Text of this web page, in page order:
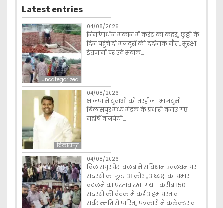
Latest entries
Uncategorized
04/08/2026
निर्माणाधीन मकान में करंट का कहर,, छुट्टी के
दिन पहुंचे दो मजदूरों की दर्दनाक मौत,, सुरक्षा
इंतजामों पर उठे सवाल…
बिलासपुर
04/08/2026
भाजपा में युवाओ को तरहीज… भाजयुमो
बिलासपुर मध्य मंडल के प्रभारी बनाए गए
महर्षि बाजपेयी…
04/08/2026
बिलासपुर प्रेस क्लब में संविधान उल्लंघन पर
सदस्यों का फूटा आक्रोश,, अध्यक्ष का प्रभार
बदलने का प्रस्ताव रखा गया… करीब 150
सदस्यों की बैठक में कई अहम प्रस्ताव
सर्वसम्मति से पारित,, पत्रकारों ने कलेक्टर व